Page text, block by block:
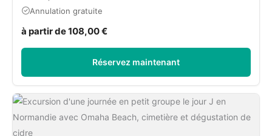
Annulation gratuite
à partir de 108,00 €
Réservez maintenant